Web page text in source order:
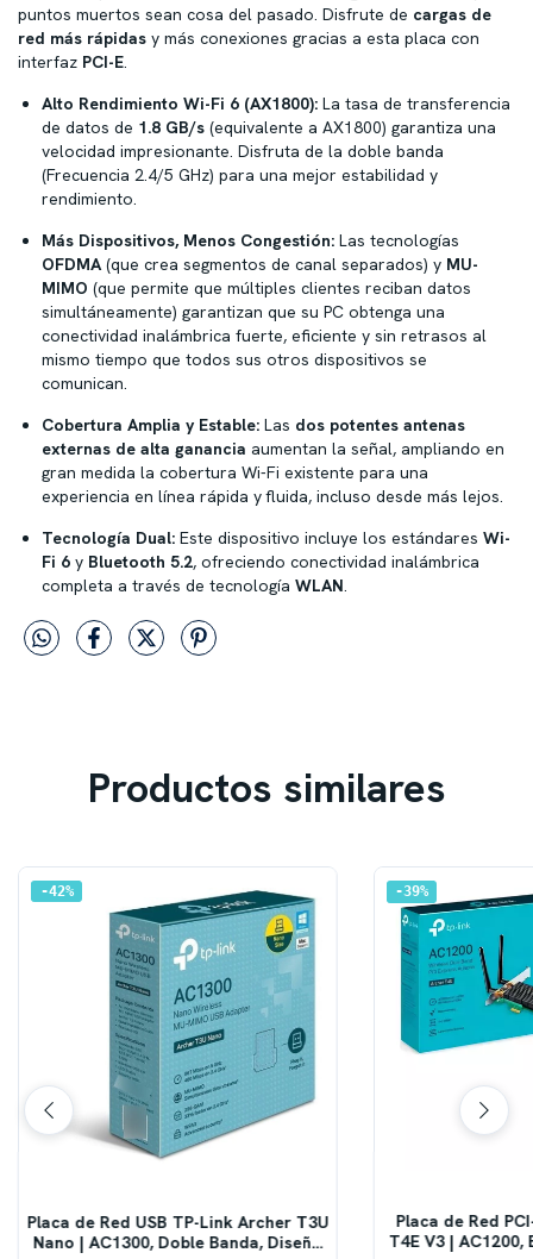
puntos muertos sean cosa del pasado. Disfrute de cargas de
red más rápidas y más conexiones gracias a esta placa con
interfaz PCI-E.
Alto Rendimiento Wi-Fi 6 (AX1800): La tasa de transferencia
de datos de 1.8 GB/s (equivalente a AX1800) garantiza una
velocidad impresionante. Disfruta de la doble banda
(Frecuencia 2.4/5 GHz) para una mejor estabilidad y
rendimiento.
Más Dispositivos, Menos Congestión: Las tecnologías
OFDMA(que crea segmentos de canal separados) y MU-
MIMO (que permite que múltiples clientes reciban datos
simultáneamente) garantizan que su PC obtenga una
conectividad inalámbrica fuerte, eficiente y sin retrasos al
mismo tiempo que todos sus otros dispositivos se
comunican.
Cobertura Amplia y Estable: Las dos potentes antenas
externas de alta ganancia aumentan la señal, ampliando en
gran medida la cobertura Wi-Fi existente para una
experiencia en línea rápida y fluida, incluso desde más lejos.
Tecnología Dual: Este dispositivo incluye los estándares Wi-
Fi 6 y Bluetooth 5.2, ofreciendo conectividad inalámbrica
completa a través de tecnología WLAN.
Productos similares
42%
Placa de Red USB TP-Link Archer T3U
Nano | AC1300, Doble Banda, Diseño
39%
Placa de Red
T4E V3 |